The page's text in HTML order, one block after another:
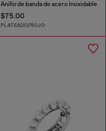
Anillo de banda de acero inoxidable
$75.00
PLATEADO/ROJO